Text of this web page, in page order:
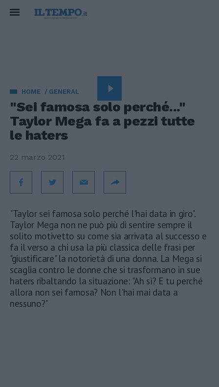
HOME GENERAL
"Sei famosa solo perché..."
Taylor Mega fa a pezzi tutte
le haters
22 marzo 2021
"Taylor sei famosa solo perché l'hai data in giro".
Taylor Mega non ne può più di sentire sempre il
solito motivetto su come sia arrivata al successo e
fa il verso a chi usa la più classica delle frasi per
"giustificare" la notorietà di una donna. La Mega si
scaglia contro le donne che si trasformano in sue
haters ribaltando la situazione: "Ah sì? E tu perché
allora non sei famosa? Non l'hai mai data a
nessuno?"